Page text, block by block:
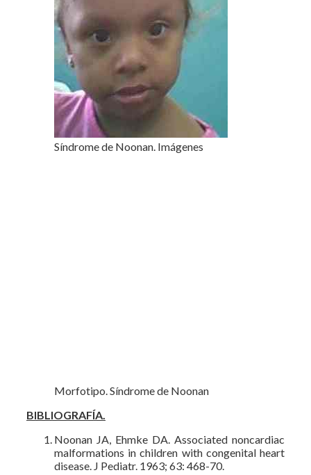
Síndrome de Noonan. Imágenes
Morfotipo. Síndrome de Noonan
BIBLIOGRAFÍA.
Noonan JA, Ehmke DA. Associated noncardiac
malformations in children with congenital heart
disease. J Pediatr. 1963; 63: 468-70.